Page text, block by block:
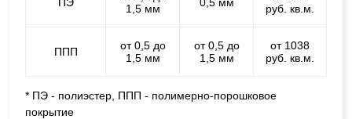
1,5 мм
руб. кв.м.
ППП
от 0,5 до
1,5 мм
от 0,5 до
1,5 мм
от 1038
руб. кв.м.
* ПЭ - полиэстер, ППП - полимерно-порошковое
покрытие